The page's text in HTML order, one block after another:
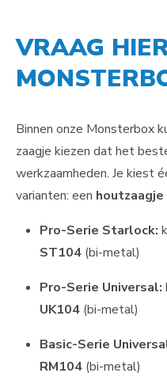
VRAAG
Binnen onze Monsterbox
zaagje kiezen dat het
werkzaamheden. Je kiest
varianten: een houtzaagje
Pro-Serie Starlock:
ST104 (bi-metal)
Pro-Serie Universal:
UK104 (bi-metal)
Basic-Serie
RM104 (bi-metal)